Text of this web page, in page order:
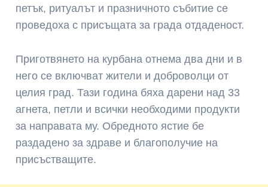
петък, ритуалът и празничното събитие се
проведоха с присъщата за града отдаденост.
Приготвянето на курбана отнема два дни и в
него се включват жители и доброволци от
целия град. Тази година бяха дарени над 33
агнета, петли и всички необходими продукти
за направата му. Обредното ястие бе
раздадено за здраве и благополучие на
присъстващите.